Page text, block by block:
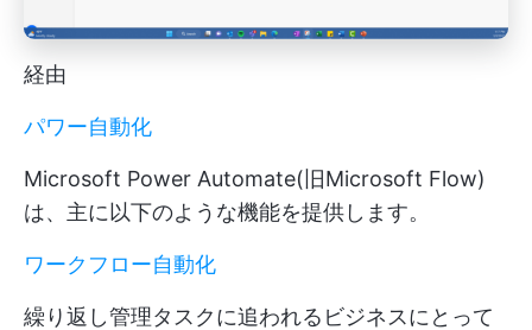
経由
パワー自動化
Microsoft Power Automate(旧Microsoft Flow)
は、主に以下のような機能を提供します。
ワークフロー自動化
繰り返し管理タスクに追われるビジネスにとって